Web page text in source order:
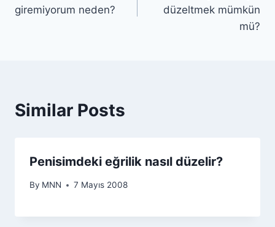
giremiyorum neden?
düzeltmek mümkün
mü?
Similar Posts
Penisimdeki eğrilik nasıl düzelir?
By MNN 7 Mayıs 2008